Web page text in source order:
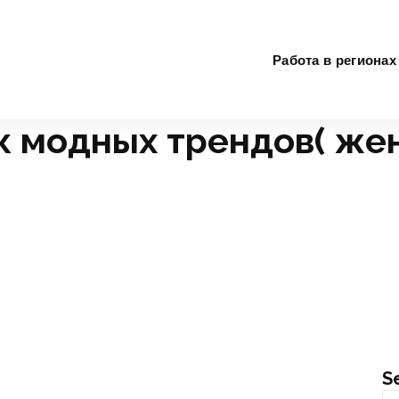
Работа в регионах
модных трендов(